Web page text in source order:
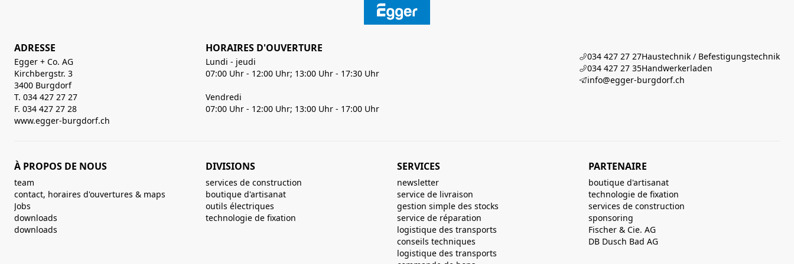
ADRESSE
Egger + Co. AG
Kirchbergstr. 3
3400 Burgdorf
T. 034 427 27 27
F. 034 427 27 28
www.egger-burgdorf.ch
HORAIRES D'OUVERTURE
Lundi - jeudi
07:00 Uhr - 12:00 Uhr; 13:00 Uhr - 17:30 Uhr
Vendredi
07:00 Uhr - 12:00 Uhr; 13:00 Uhr - 17:00 Uhr
034 427 27 27Haustechnik / Befestigungstechnik
034 427 27 35Handwerkerladen
info@egger-burgdorf.ch
À PROPOS DE NOUS
team
contact, horaires d'ouvertures & maps
Jobs
downloads
downloads
DIVISIONS
services de construction
boutique d'artisanat
outils électriques
technologie de fixation
SERVICES
newsletter
service de livraison
gestion simple des stocks
service de réparation
logistique des transports
conseils techniques
logistique des transports
PARTENAIRE
boutique d'artisanat
technologie de fixation
services de construction
sponsoring
Fischer & Cie. AG
DB Dusch Bad AG